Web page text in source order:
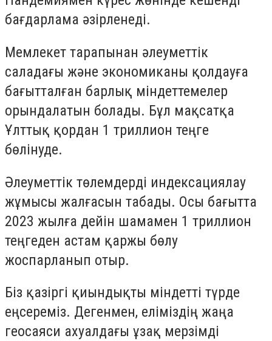
бағдарлама әзірленеді.
Мемлекет тарапынан әлеуметтік
саладағы және экономиканы қолдауға
бағытталған барлық міндеттемелер
орындалатын болады. Бұл мақсатқа
Ұлттық қордан 1 триллион теңге
бөлінуде.
Әлеуметтік төлемдерді индексациялау
жұмысы жалғасын табады. Осы бағытта
2023 жылға дейін шамамен 1 триллион
теңгеден астам қаржы бөлу
жоспарланып отыр.
Біз қазіргі қиындықты міндетті түрде
еңсереміз. Дегенмен, еліміздің жаңа
геосаяси ахуалдағы ұзақ мерзімді